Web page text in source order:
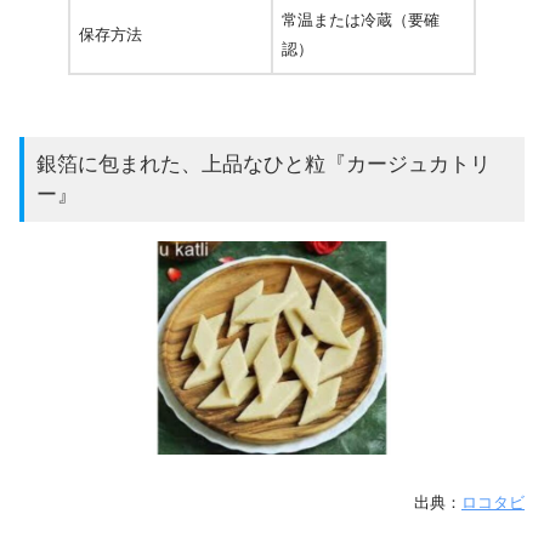
保存方法
常温または冷蔵（要確
認）
銀箔に包まれた、上品なひと粒『カージュカトリ
ー』
出典： ロコタビ